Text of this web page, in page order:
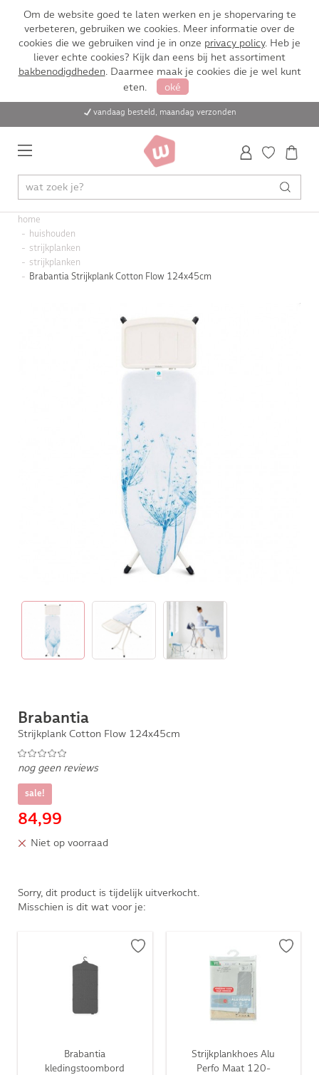
Om de website goed te laten werken en je shopervaring te
verbeteren, gebruiken we cookies. Meer informatie over de
cookies die we gebruiken vind je in onze privacy policy. Heb je
liever echte cookies? Kijk dan eens bij het assortiment
bakbenodigdheden. Daarmee maak je cookies die je wel kunt
eten.
oké
vandaag besteld, maandag verzonden
home
huishouden
strijkplanken
strijkplanken
Brabantia Strijkplank Cotton Flow 124x45cm
Brabantia
Strijkplank Cotton Flow 124x45cm
nog geen reviews
sale!
84,99
Niet op voorraad
Sorry, dit product is tijdelijk uitverkocht.
Misschien is dit wat voor je:
Brabantia
kledingstoombord
Strijkplankhoes Alu
Perfo Maat 120-